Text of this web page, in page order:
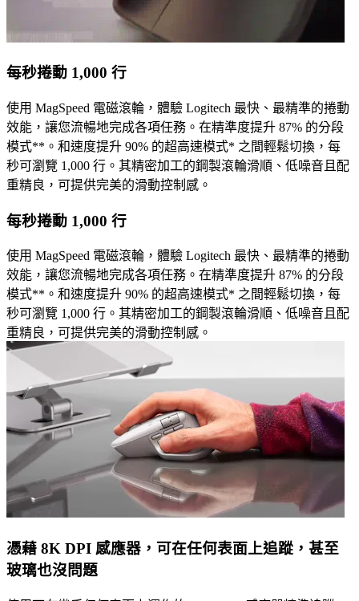
每秒捲動 1,000 行
使用 MagSpeed 電磁滾輪，體驗 Logitech 最快、最精準的捲動
效能，讓您流暢地完成各項任務。在精準度提升 87% 的分段
模式**。和速度提升 90% 的超高速模式* 之間輕鬆切換，每
秒可瀏覽 1,000 行。其精密加工的鋼製滾輪滑順、低噪音且配
重精良，可提供完美的滑動控制感。
每秒捲動 1,000 行
使用 MagSpeed 電磁滾輪，體驗 Logitech 最快、最精準的捲動
效能，讓您流暢地完成各項任務。在精準度提升 87% 的分段
模式**。和速度提升 90% 的超高速模式* 之間輕鬆切換，每
秒可瀏覽 1,000 行。其精密加工的鋼製滾輪滑順、低噪音且配
重精良，可提供完美的滑動控制感。
憑藉 8K DPI 感應器，可在任何表面上追蹤，甚至
玻璃也沒問題